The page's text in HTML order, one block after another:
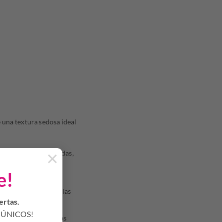
×
textura sedosa ideal
agotadas, estresadas,
de activos que
inmediato de las
de arrugas en las